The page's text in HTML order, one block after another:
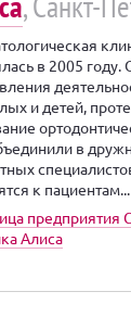
в 2005
и детей,
в
к пациентам...
предприятия
Алиса